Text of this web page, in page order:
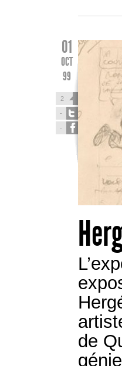
01
OCT
99
2
-
-
de